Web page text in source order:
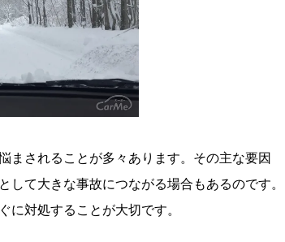
まされることが多々あります。その主な要因
て大きな事故につながる場合もあるのです。
に対処することが大切です。